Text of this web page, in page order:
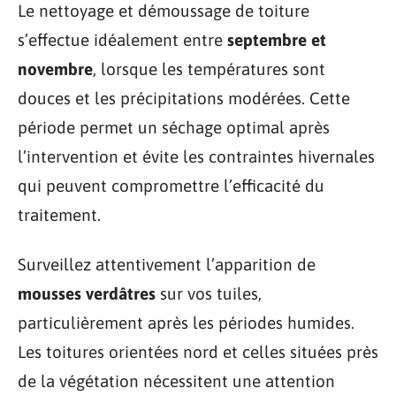
Le nettoyage et démoussage de toiture
s’effectue idéalement entre septembre et
novembre, lorsque les températures sont
douces et les précipitations modérées. Cette
période permet un séchage optimal après
l’intervention et évite les contraintes hivernales
qui peuvent compromettre l’efficacité du
traitement.
Surveillez attentivement l’apparition de
mousses verdâtres sur vos tuiles,
particulièrement après les périodes humides.
Les toitures orientées nord et celles situées près
de la végétation nécessitent une attention